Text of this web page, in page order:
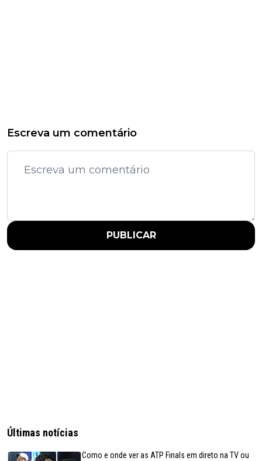
Escreva um comentário
PUBLICAR
Últimas notícias
Como e onde ver as ATP Finals em direto na TV ou